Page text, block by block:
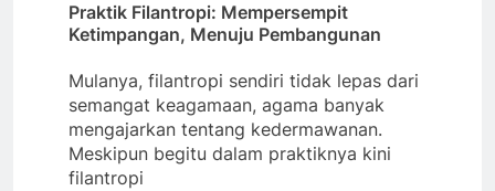
Praktik Filantropi: Mempersempit
Ketimpangan, Menuju Pembangunan
Mulanya, filantropi sendiri tidak lepas dari
semangat keagamaan, agama banyak
mengajarkan tentang kedermawanan.
Meskipun begitu dalam praktiknya kini
filantropi